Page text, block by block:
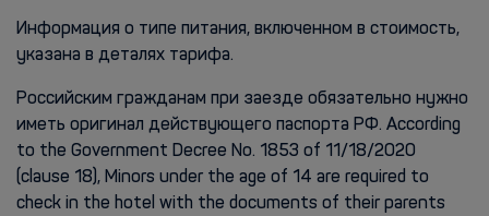
Информация о типе питания, включенном в стоимость,
указана в деталях тарифа.
Российским гражданам при заезде обязательно нужно
иметь оригинал действующего паспорта РФ. According
to the Government Decree No. 1853 of 11/18/2020
(clause 18), Minors under the age of 14 are required to
check in the hotel with the documents of their parents